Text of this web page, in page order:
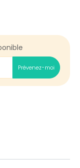
Prévenez-moi